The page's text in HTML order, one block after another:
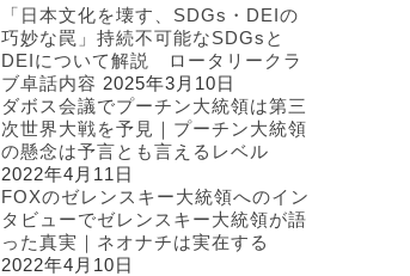
「日本文化を壊す、SDGs・DEIの
巧妙な罠」持続不可能なSDGsと
DEIについて解説 ロータリークラ
ブ卓話内容 2025年3月10日
ダボス会議でプーチン大統領は第三
次世界大戦を予見｜プーチン大統領
の懸念は予言とも言えるレベル
2022年4月11日
FOXのゼレンスキー大統領へのイン
タビューでゼレンスキー大統領が語
った真実｜ネオナチは実在する
2022年4月10日